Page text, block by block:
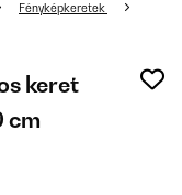
Fényképkeretek
keret
cm